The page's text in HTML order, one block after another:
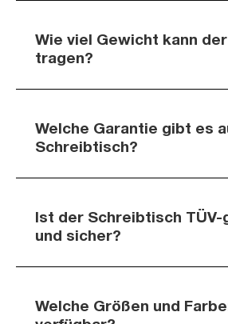
Wie viel Gewicht kann
tragen?
Welche Garantie gibt es
Schreibtisch?
Ist der Schreibtisch
und sicher?
Welche Größen und